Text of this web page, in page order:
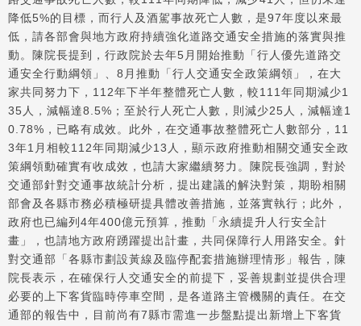
降低5%的目標，而行人及酒駕事故死亡人數，是97年度以來最
低，請各部會與地方政府持續強化道路交通安全措施的落實與推
動。陳院長提到，行政院於去年5月開始推動「行人優先道路交
通安全行動綱領」、8月推動「行人交通安全政策綱領」，在大
家共同努力下，112年下半年整體死亡人數，較111年同期減少1
35人，減幅達8.5%；至於行人死亡人數，則減少25人，減幅達1
0.78%，已略有成效。此外，在交通事故整體死亡人數部分，11
3年1月相較112年同期減少13人，顯示政府推動相關交通安全政
策綱領動確實有收成效，也請大家繼續努力。陳院長強調，對於
交通部針對交通事故統計分析，提出建議的解決對策，期盼相關
部會及各縣市務必積極研提具體改善措施，並落實執行；此外，
政府也已編列4年400億元預算，推動「永續提升人行安全計
畫」，也請地方政府踴躍提出計畫，共同保障行人用路安全。針
對交通部「各縣市劃設黃線及臨停配套措施辦理情形」報告，陳
院長表示，在確保行人交通安全的前提下，妥善規劃並提供合理
必要的上下客貨臨時停車空間，是各道路主管機關的責任。在交
通部的報告中，目前尚有7縣市需進一步盤點提出新增上下客貨